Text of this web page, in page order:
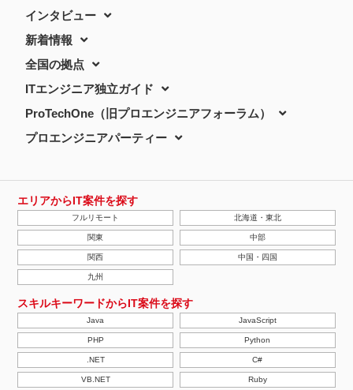
インタビュー
新着情報
全国の拠点
ITエンジニア独立ガイド
ProTechOne（旧プロエンジニアフォーラム）
プロエンジニアパーティー
エリアからIT案件を探す
フルリモート 北海道・東北
関東 中部
関西 中国・四国
九州
スキルキーワードからIT案件を探す
Java JavaScript
PHP Python
.NET C#
VB.NET Ruby